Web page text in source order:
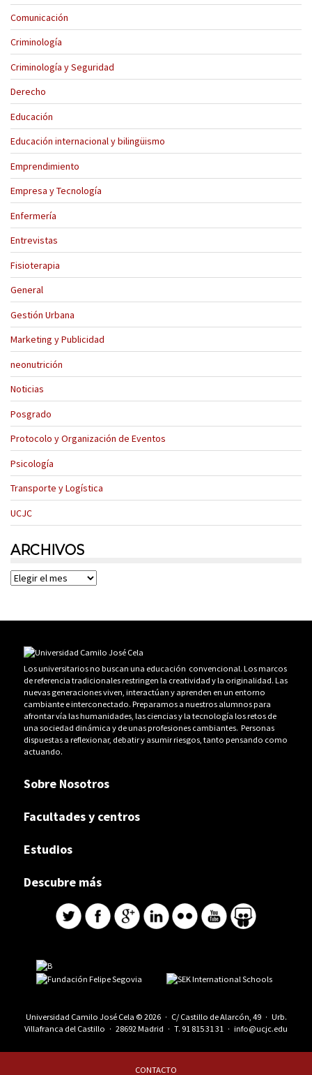
Comunicación
Criminología
Criminología y Seguridad
Derecho
Educación
Educación internacional y bilingüismo
Emprendimiento
Empresa y Tecnología
Enfermería
Entrevistas
Fisioterapia
General
Gestión Urbana
Marketing y Publicidad
neonutrición
Noticias
Posgrado
Protocolo y Organización de Eventos
Psicología
Transporte y Logística
UCJC
ARCHIVOS
Archivos
Los universitarios no buscan una educación convencional. Los marcos
de referencia tradicionales restringen la creatividad y la originalidad. Las
nuevas generaciones viven, interactúan y aprenden en un entorno
cambiante e interconectado. Preparamos a nuestros alumnos para
afrontar vía las humanidades, las ciencias y la tecnología los retos de
una sociedad dinámica y de unas profesiones cambiantes. Personas
dispuestas a reflexionar, debatir y asumir riesgos, tanto pensando como
actuando.
Sobre Nosotros
Facultades y centros
Estudios
Descubre más
Universidad Camilo José Cela © 2026 · C/ Castillo de Alarcón, 49 · Urb.
Villafranca del Castillo · 28692 Madrid · T. 91 815 31 31 · info@ucjc.edu
CONTACTO